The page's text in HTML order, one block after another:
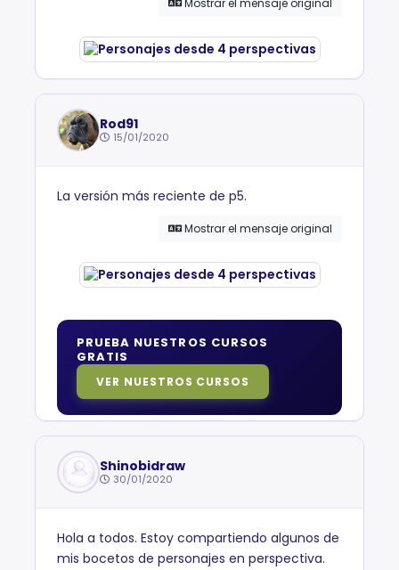
Mostrar el mensaje original
Rod91
15/01/2020
La versión más reciente de p5.
Mostrar el mensaje original
PRUEBA NUESTROS CURSOS
GRATIS
VER NUESTROS CURSOS
Shinobidraw
30/01/2020
Hola a todos. Estoy compartiendo algunos de
mis bocetos de personajes en perspectiva.